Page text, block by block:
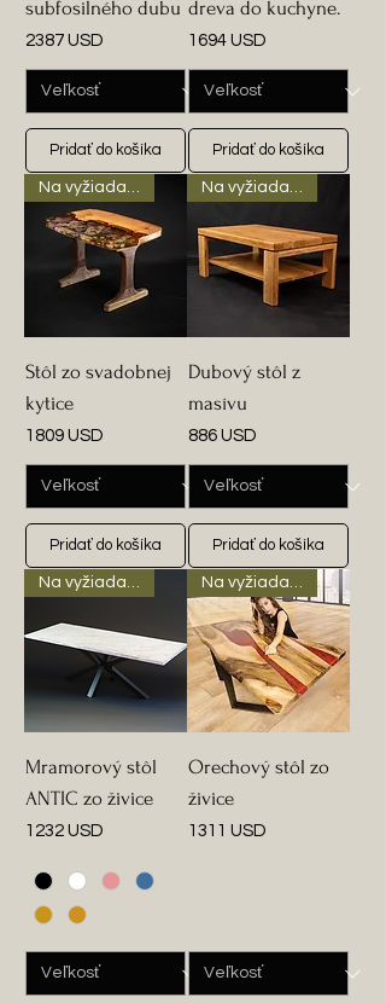
subfosilného dubu
Cena
2387 USD
Pridať do košíka
dreva do kuchyne.
Cena
1694 USD
Pridať do košíka
Na vyžiadanie
Stôl zo svadobnej
kytice
Cena
1809 USD
Pridať do košíka
Na vyžiadanie
Dubový stôl z
masívu
Cena
886 USD
Pridať do košíka
Na vyžiadanie
Mramorový stôl
ANTIC zo živice
Cena
1232 USD
Na vyžiadanie
Orechový stôl zo
živice
Cena
1311 USD